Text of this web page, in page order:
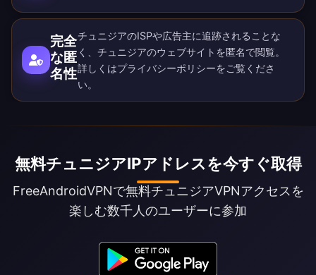
完全
な匿
名性
チュニジアのISPや広告主に追跡されることな
く、チュニジアのウェブサイトを匿名で閲覧。
詳しくはプライバシーポリシーをご覧くださ
い。
無料チュニジアIPアドレスを今すぐ取得
FreeAndroidVPNで無料チュニジアVPNアクセスを
楽しむ数千人のユーザーに参加